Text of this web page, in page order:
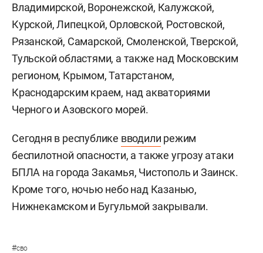
Владимирской, Воронежской, Калужской,
Курской, Липецкой, Орловской, Ростовской,
Рязанской, Самарской, Смоленской, Тверской,
Тульской областями, а также над Московским
регионом, Крымом, Татарстаном,
Краснодарским краем, над акваториями
Черного и Азовского морей.
Сегодня в республике вводили режим
беспилотной опасности, а также угрозу атаки
БПЛА на города Закамья, Чистополь и Заинск.
Кроме того, ночью небо над Казанью,
Нижнекамском и Бугульмой закрывали.
#сво